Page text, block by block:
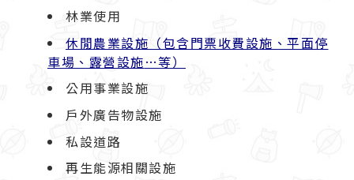
林業使用
休閒農業設施（包含門票收費設施、平面停
車場、露營設施…等）
公用事業設施
戶外廣告物設施
私設道路
再生能源相關設施